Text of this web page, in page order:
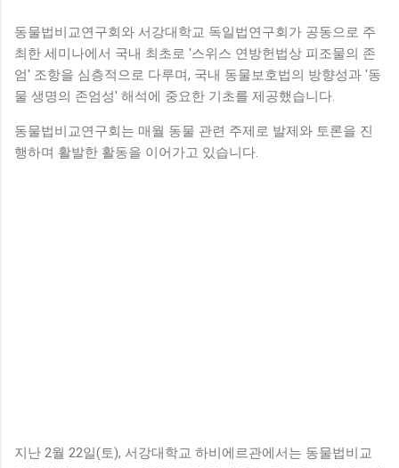
동물법비교연구회와 서강대학교 독일법연구회가 공동으로 주
최한 세미나에서 국내 최초로 '스위스 연방헌법상 피조물의 존
엄' 조항을 심층적으로 다루며, 국내 동물보호법의 방향성과 '동
물 생명의 존엄성' 해석에 중요한 기초를 제공했습니다.
동물법비교연구회는 매월 동물 관련 주제로 발제와 토론을 진
행하며 활발한 활동을 이어가고 있습니다.
지난 2월 22일(토), 서강대학교 하비에르관에서는 동물법비교